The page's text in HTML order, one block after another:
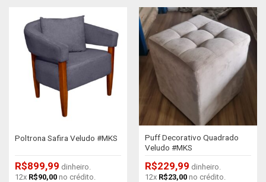
Poltrona Safira Veludo #MKS
R$899,99 dinheiro.
12x R$90,00no crédito.
Puff Decorativo Quadrado
Veludo #MKS
R$229,99 dinheiro.
12x R$23,00no crédito.